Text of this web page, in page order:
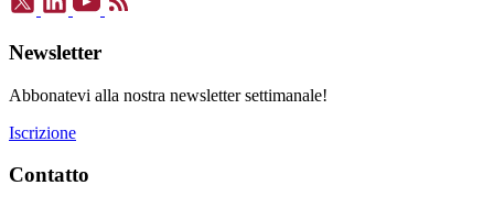
Newsletter
Abbonatevi alla nostra newsletter settimanale!
Iscrizione
Contatto